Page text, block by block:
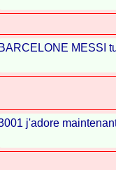
BARCELONE MESSI
j'adore